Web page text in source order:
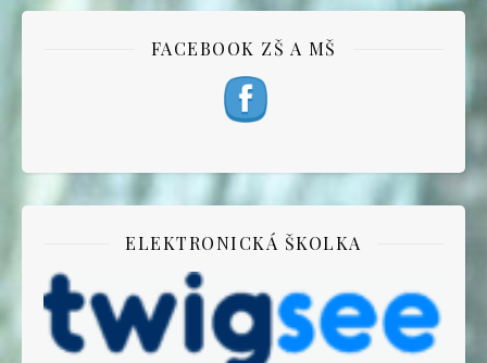
FACEBOOK ZŠ A MŠ
ELEKTRONICKÁ ŠKOLKA